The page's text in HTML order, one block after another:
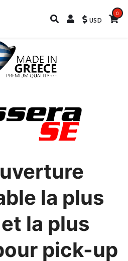
USD
0
la plus
la plus
pick-up